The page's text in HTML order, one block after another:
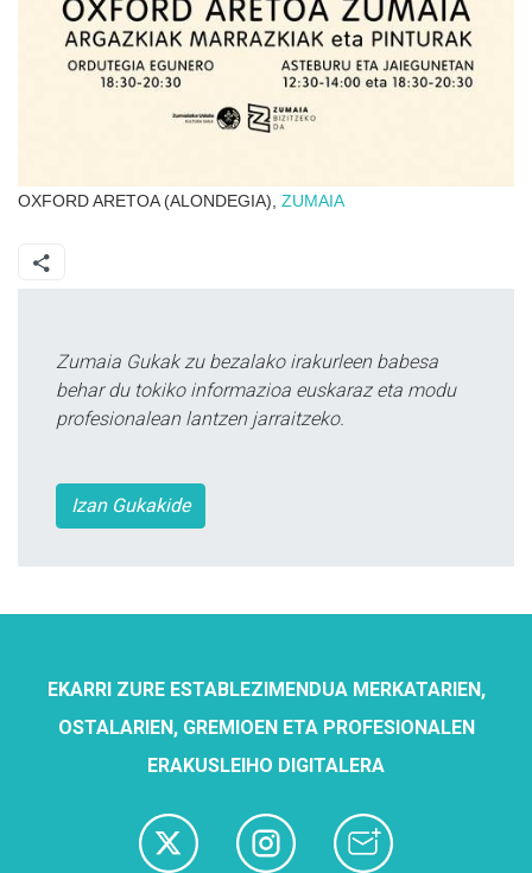
OXFORD ARETOA (ALONDEGIA), ZUMAIA
Zumaia Gukak zu bezalako irakurleen babesa
behar du tokiko informazioa euskaraz eta modu
profesionalean lantzen jarraitzeko.
Izan Gukakide
EKARRI ZURE ESTABLEZIMENDUA MERKATARIEN,
OSTALARIEN, GREMIOEN ETA PROFESIONALEN
ERAKUSLEIHO DIGITALERA